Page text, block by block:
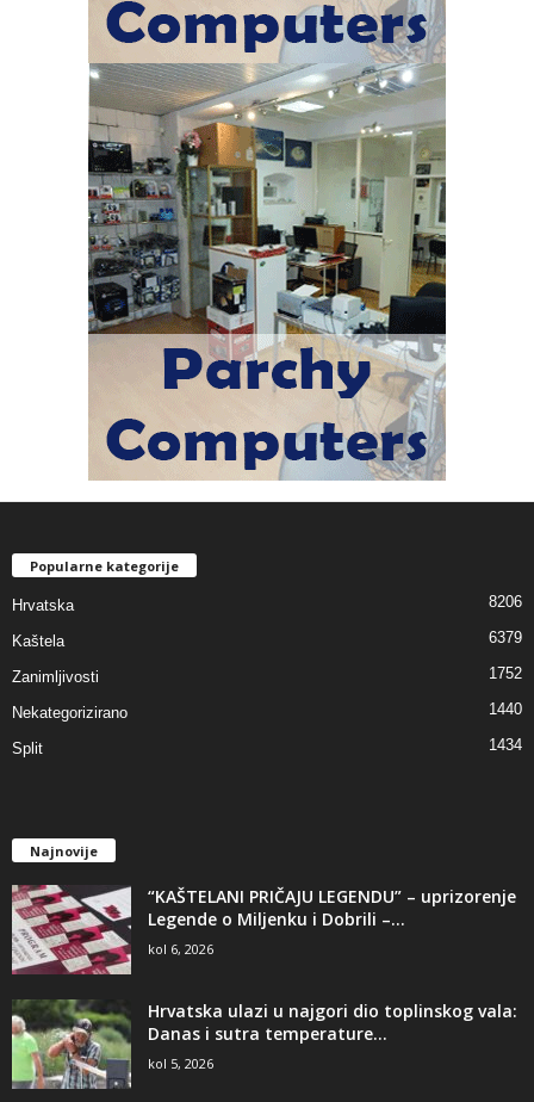
Popularne kategorije
Hrvatska 8206
Kaštela 6379
Zanimljivosti 1752
Nekategorizirano 1440
Split 1434
Najnovije
“KAŠTELANI PRIČAJU LEGENDU” – uprizorenje
Legende o Miljenku i Dobrili –...
kol 6, 2026
Hrvatska ulazi u najgori dio toplinskog vala:
Danas i sutra temperature...
kol 5, 2026